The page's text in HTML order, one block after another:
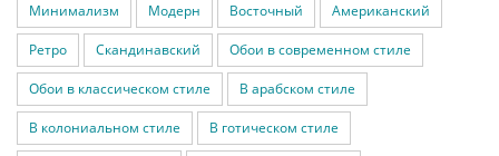
Минимализм Модерн Восточный Американский
Ретро Скандинавский Обои в современном стиле
Обои в классическом стиле В арабском стиле
В колониальном стиле В готическом стиле